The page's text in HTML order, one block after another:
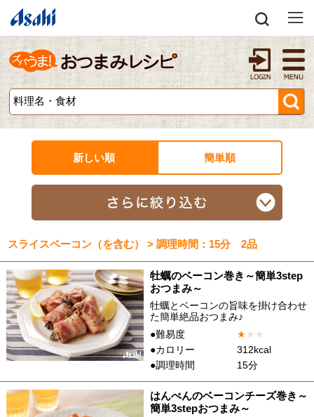
新しい順 簡単順
スライスベーコン（を含む） > 調理時間：15分 2品
牡蠣のベーコン巻き～簡単3step
おつまみ～
牡蠣とベーコンの旨味を掛け合わせ
た簡単絶品おつまみ♪
●難易度
★★ ★
●カロリー
312kcal
●調理時間
15分
はんぺんのベーコンチーズ巻き～
簡単3stepおつまみ～